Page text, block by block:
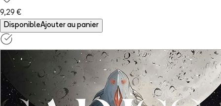
9,29 €
DisponibleAjouter au panier